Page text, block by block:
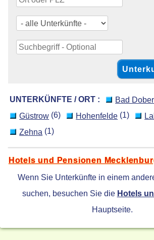
UNTERKÜNFTE / ORT : Bad
Güstrow (6) Hohenfelde (1)
Zehna (1)
Hotels und Pensionen
Wenn Sie Unterkünfte in einem
suchen, besuchen Sie die Hotels
Hauptseite.